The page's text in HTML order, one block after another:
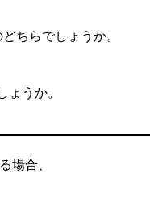
ちらでしょうか。
うか。
場合、